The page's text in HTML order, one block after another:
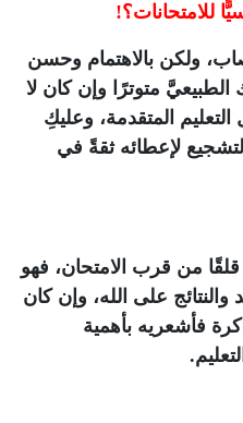
للامتحانات؟!
ولكن بالاهتمام وحسن
الطبيعيَّ متوترًا وإن كان لا
المتقدمة، وعليكِ
لإعطائه ثقةً في
من قرب الامتحان، فهو
على الله، وإن كان
فأشعريه بأهمية